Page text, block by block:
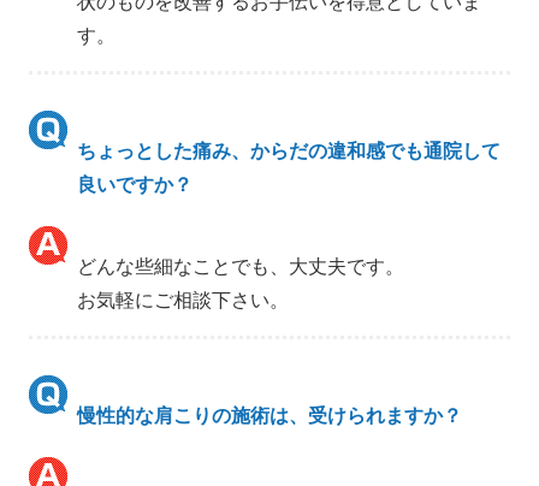
す。
ちょっとした痛み、からだの違和感でも通院して
良いですか？
どんな些細なことでも、大丈夫です。
お気軽にご相談下さい。
慢性的な肩こりの施術は、受けられますか？